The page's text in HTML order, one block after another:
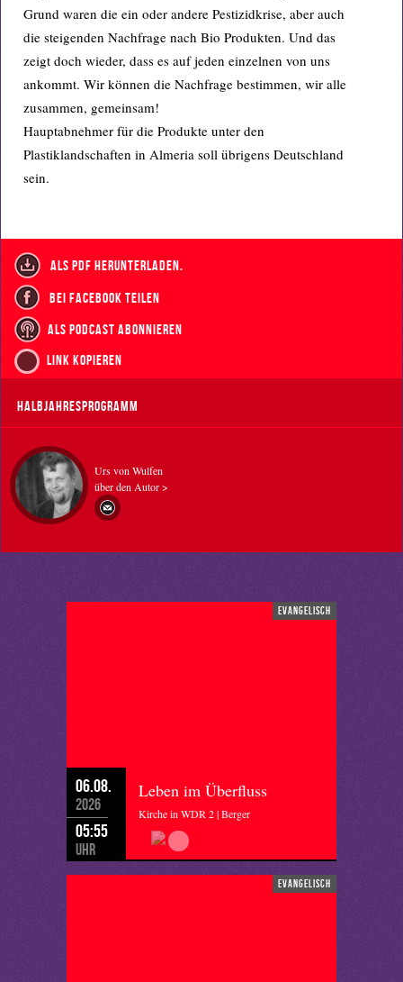
Grund waren die ein oder andere Pestizidkrise, aber auch
die steigenden Nachfrage nach Bio Produkten. Und das
zeigt doch wieder, dass es auf jeden einzelnen von uns
ankommt. Wir können die Nachfrage bestimmen, wir alle
zusammen, gemeinsam!
Hauptabnehmer für die Produkte unter den
Plastiklandschaften in Almeria soll übrigens Deutschland
sein.
als PDF herunterladen.
bei Facebook teilen
als Podcast abonnieren
Link kopieren
Halbjahresprogramm
Urs von Wulfen
über den Autor >
evangelisch
06.08.
2026
05:55
Uhr
Leben im Überfluss
Kirche in WDR 2 | Berger
evangelisch